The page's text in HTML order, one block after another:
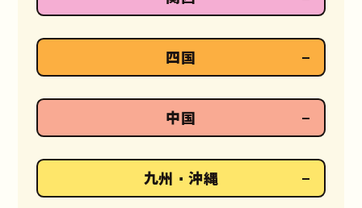
四国
中国
九州・沖縄